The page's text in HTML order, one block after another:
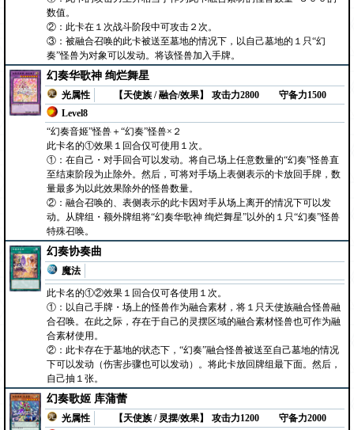
数值。
②：此卡在１次战斗阶段中可攻击２次。
③：被融合召唤的此卡被送至墓地的情况下，以自己墓地的１只“幻
奏”怪兽为对象可以发动。将该怪兽加入手牌。
幻奏华歌神 绚烂舞星
光属性
【天使族 / 融合/效果】
Level8
攻击力2800 守备力1500
“幻奏音姬”怪兽＋“幻奏”怪兽×２
此卡名的①效果１回合仅可使用１次。
①：在自己・对手回合可以发动。将自己场上任意数量的“幻奏”怪兽直
至结束阶段为止除外。然后，可将对手场上表侧表示的卡放回手牌，数
量最多为以此效果除外的怪兽数量。
②：融合召唤的、表侧表示的此卡因对手从场上离开的情况下可以发
动。从牌组・额外牌组将“幻奏华歌神 绚烂舞星”以外的１只“幻奏”怪兽
特殊召唤。
幻奏协奏曲
魔法
此卡名的①②效果１回合仅可各使用１次。
①：以自己手牌・场上的怪兽作为融合素材，将１只天使族融合怪兽融
合召唤。在此之际，存在于自己的灵摆区域的融合素材怪兽也可作为融
合素材使用。
②：此卡存在于墓地的状态下，“幻奏”融合怪兽被送至自己墓地的情况
下可以发动（伤害步骤也可以发动）。将此卡放回牌组最下面。然后，
自己抽１张。
幻奏歌姬 库蒲蕾
光属性
【天使族 / 灵摆/效果】
攻击力1200 守备力2000